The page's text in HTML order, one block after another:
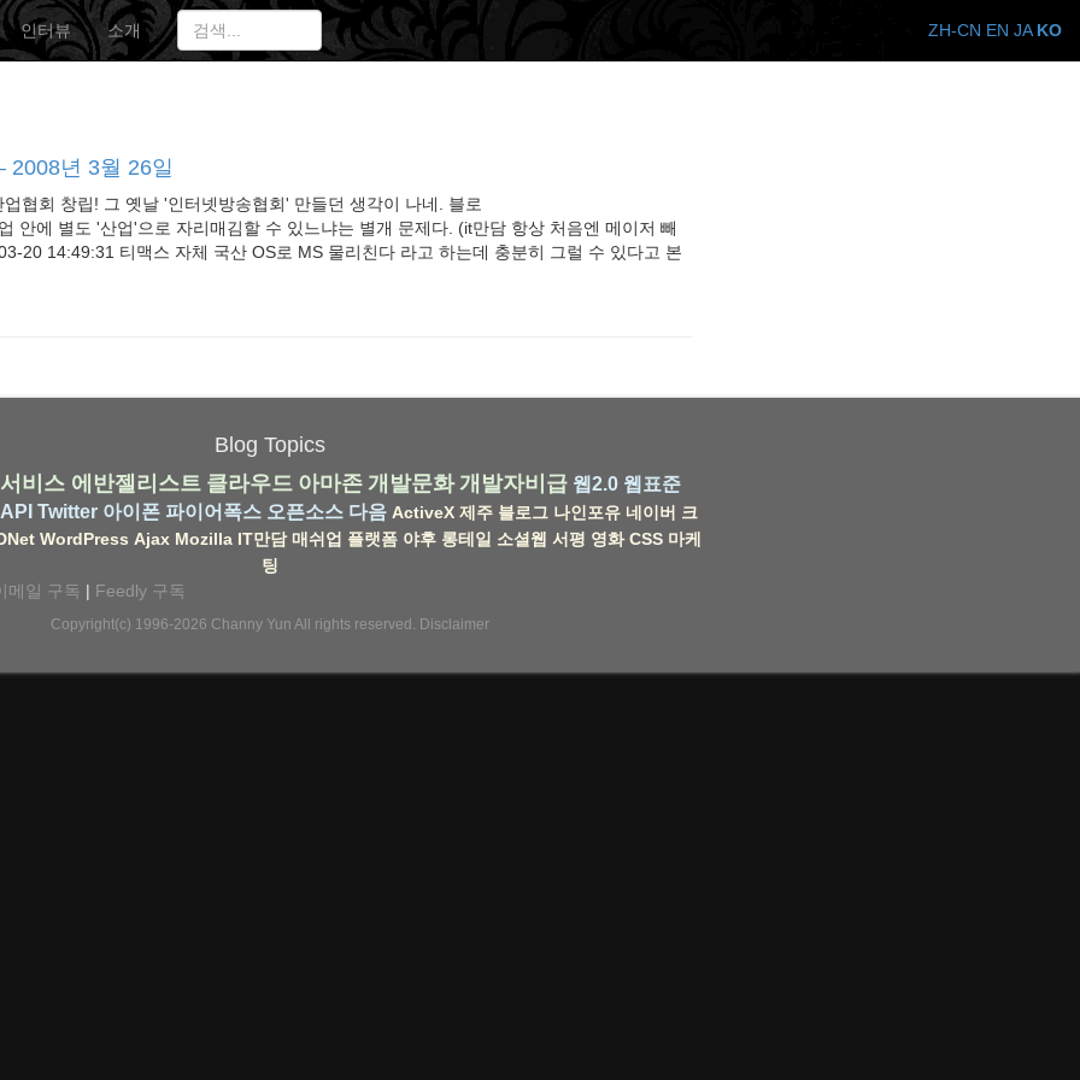
인터뷰 소개
2008년 3월 26일
협회 창립! 그 옛날 '인터넷방송협회' 만들던 생각이 나네. 블로
안에 별도 '산업'으로 자리매김할 수 있느냐는 별개 문제다. (it만담 항상 처음엔 메이저 빼
20 14:49:31 티맥스 자체 국산 OS로 MS 물리친다 라고 하는데 충분히 그럴 수 있다고 본
Blog Topics
비스 에반젤리스트 클라우드 아마존 개발문화 개발자비급 웹2.0 웹표준
Twitter 아이폰 파이어폭스 오픈소스 다음 ActiveX 제주 블로그 나인포유 네이버 크
WordPress Ajax Mozilla IT만담 매쉬업 플랫폼 야후 롱테일 소셜웹 서평 영화 CSS 마케
팅
메일 구독 | Feedly 구독
Copyright(c) 1996-2026 Channy Yun All rights reserved. Disclaimer
ZH-CN EN JA KO